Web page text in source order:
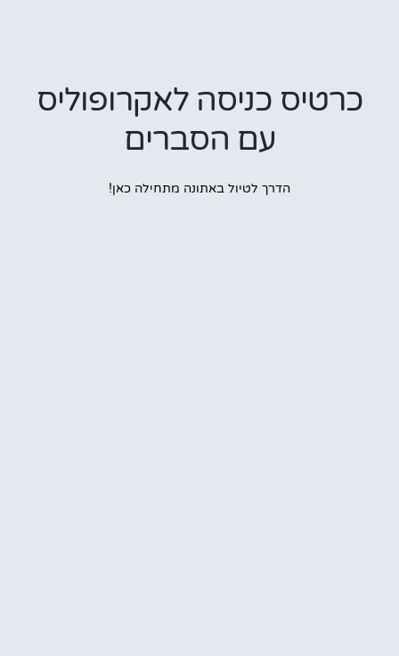
כניסה לאקרופוליס
עם הסברים
הדרך לטיול באתונה מתחילה כאן!